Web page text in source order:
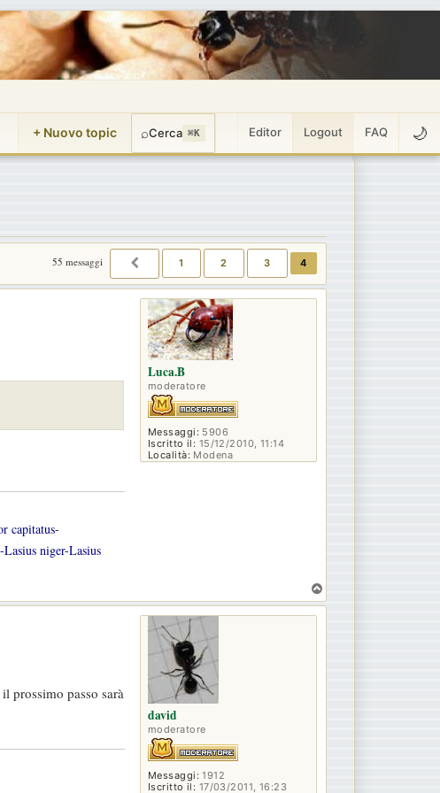
+ Nuovo topic ⌕Cerca ⌘K Editor Logout FAQ 🌙
55 messaggi PRECEDENTE
1 2 3 4
Luca.B
moderatore
Messaggi: 5906
Iscritto il: 15/12/2010, 11:14
Località: Modena
capitatus-
niger-Lasius
o
david
moderatore
Messaggi: 1912
Iscritto il: 17/03/2011, 16:23
prossimo passo sarà